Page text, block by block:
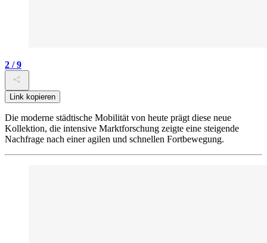
2 / 9
Link kopieren
Die moderne städtische Mobilität von heute prägt diese neue
Kollektion, die intensive Marktforschung zeigte eine steigende
Nachfrage nach einer agilen und schnellen Fortbewegung.